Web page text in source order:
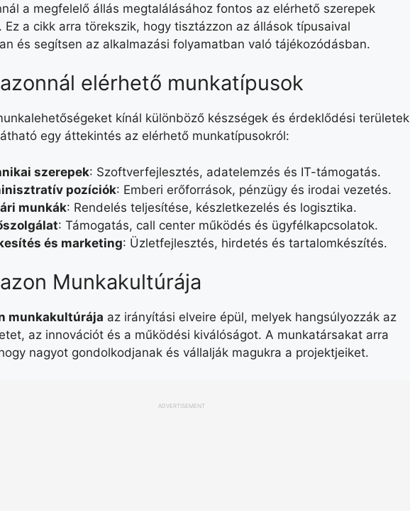
a megfelelő állás megtalálásához fontos az elérhető szerepek
Ez a cikk arra törekszik, hogy tisztázzon az állások típusaival
és segítsen az alkalmazási folyamatban való tájékozódásban.
elérhető munkatípusok
kínál különböző készségek és érdeklődési területek
egy áttekintés az elérhető munkatípusokról:
szerepek: Szoftverfejlesztés, adatelemzés és IT-támogatás.
pozíciók: Emberi erőforrások, pénzügy és irodai vezetés.
munkák: Rendelés teljesítése, készletkezelés és logisztika.
: Támogatás, call center működés és ügyfélkapcsolatok.
és marketing: Üzletfejlesztés, hirdetés és tartalomkészítés.
Munkakultúrája
munkakultúrája az irányítási elveire épül, melyek hangsúlyozzák az
az innovációt és a működési kiválóságot. A munkatársakat arra
nagyot gondolkodjanak és vállalják magukra a projektjeiket.
ADVERTISEMENT